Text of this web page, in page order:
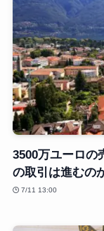
3500万ユーロの
の取引は進むの
7/11 13:00